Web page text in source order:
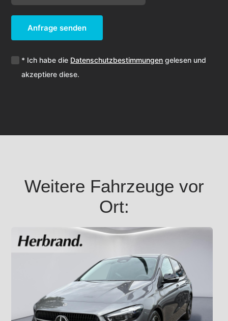
Anfrage senden
* Ich habe die Datenschutzbestimmungen gelesen und
akzeptiere diese.
Weitere Fahrzeuge vor
Ort: